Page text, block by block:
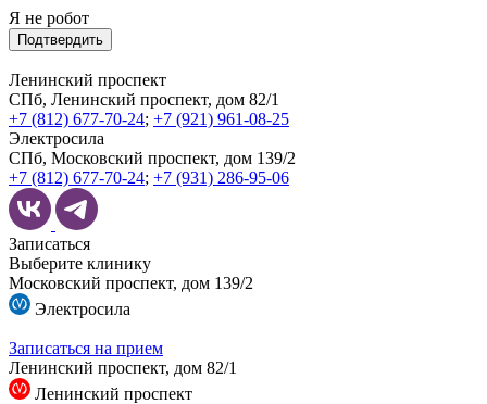
Я не робот
Подтвердить
Ленинский проспект
СПб, Ленинский проспект, дом 82/1
+7 (812) 677-70-24; +7 (921) 961-08-25
Электросила
СПб, Московский проспект, дом 139/2
+7 (812) 677-70-24; +7 (931) 286-95-06
Записаться
Выберите клинику
Московский проспект, дом 139/2
Электросила
Записаться на прием
Ленинский проспект, дом 82/1
Ленинский проспект